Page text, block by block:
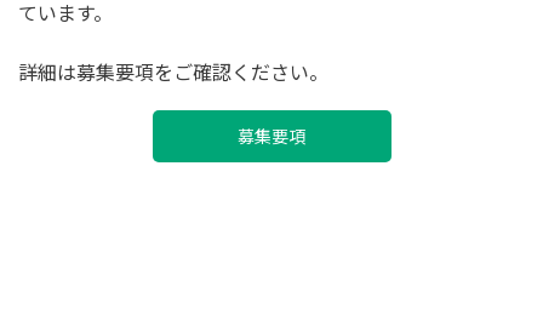
ています。
詳細は募集要項をご確認ください。
募集要項